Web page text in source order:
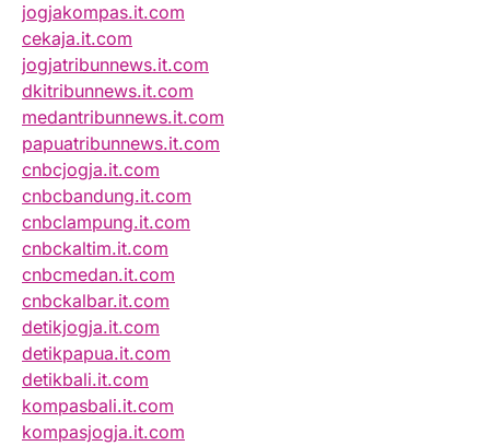
jogjakompas.it.com
cekaja.it.com
jogjatribunnews.it.com
dkitribunnews.it.com
medantribunnews.it.com
papuatribunnews.it.com
cnbcjogja.it.com
cnbcbandung.it.com
cnbclampung.it.com
cnbckaltim.it.com
cnbcmedan.it.com
cnbckalbar.it.com
detikjogja.it.com
detikpapua.it.com
detikbali.it.com
kompasbali.it.com
kompasjogja.it.com